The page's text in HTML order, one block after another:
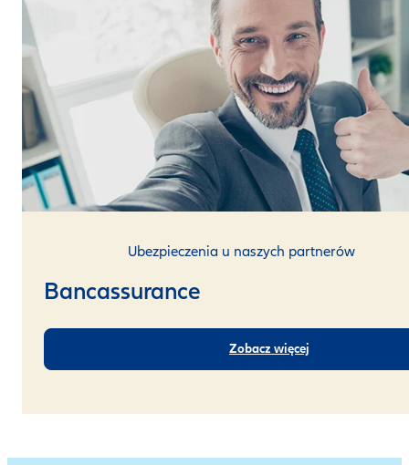
Ubezpieczenia u naszych partnerów
Bancassurance
Zobacz więcej